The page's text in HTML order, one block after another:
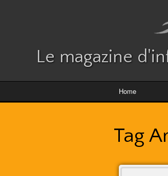
Le magazine
Home
Tag